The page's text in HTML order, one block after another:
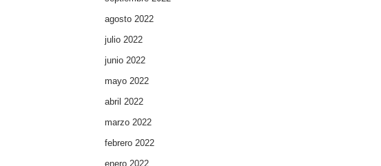
agosto 2022
julio 2022
junio 2022
mayo 2022
abril 2022
marzo 2022
febrero 2022
enero 2022